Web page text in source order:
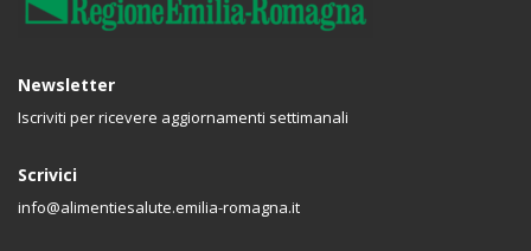
Newsletter
Iscriviti per ricevere aggiornamenti settimanali
Scrivici
info@alimentiesalute.emilia-romagna.it